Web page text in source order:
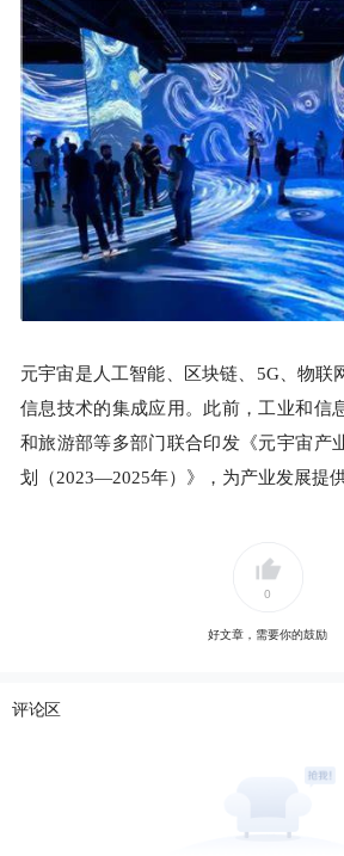
元宇宙是人工智能、区块链、5G、物联
信息技术的集成应用。此前，工业和信
和旅游部等多部门联合印发《元宇宙产
划（2023—2025年）》，为产业发展提供
0
好文章，需要你的鼓励
评论区